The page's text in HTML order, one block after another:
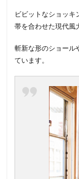
ビビットなショッキ
帯を合わせた現代風
斬新な形のショール
ています。